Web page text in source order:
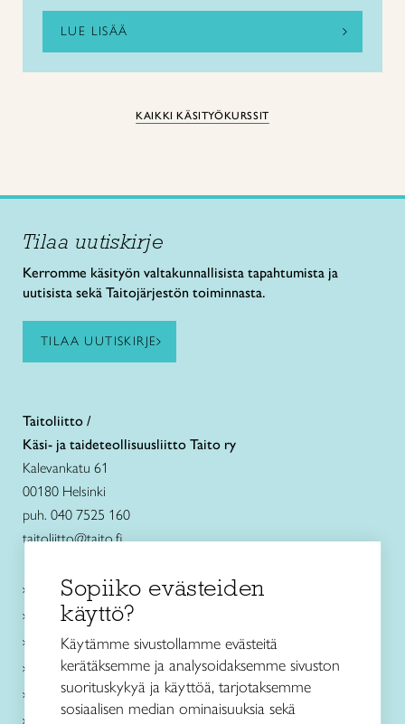
LUE LISÄÄ
KAIKKI KÄSITYÖKURSSIT
Tilaa uutiskirje
Kerromme käsityön valtakunnallisista tapahtumista ja
uutisista sekä Taitojärjestön toiminnasta.
TILAA UUTISKIRJE
Taitoliitto /
Käsi- ja taideteollisuusliitto Taito ry
Kalevankatu 61
00180 Helsinki
puh. 040 7525 160
taitoliitto@taito.fi
Käsityökurssit ja koulutus
Ajankohtaista
Käsityöohjeet
Me olemme Taito
Paikallinen toiminta
Verkkokaupat
Sopiiko evästeiden
käyttö?
Käytämme sivustollamme evästeitä
kerätäksemme ja analysoidaksemme sivuston
suorituskykyä ja käyttöä, tarjotaksemme
sosiaalisen median ominaisuuksia sekä